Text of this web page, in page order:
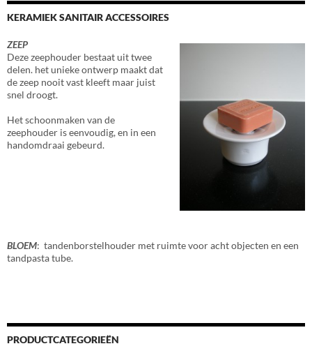
KERAMIEK SANITAIR ACCESSOIRES
ZEEP
Deze zeephouder bestaat uit twee
delen. het unieke ontwerp maakt dat
de zeep nooit vast kleeft maar juist
snel droogt.
Het schoonmaken van de
zeephouder is eenvoudig, en in een
handomdraai gebeurd.
BLOEM: tandenborstelhouder met ruimte voor acht objecten en een
tandpasta tube.
PRODUCTCATEGORIEËN